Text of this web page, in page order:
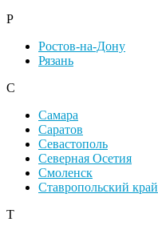
Р
Ростов-на-Дону
Рязань
С
Самара
Саратов
Севастополь
Северная Осетия
Смоленск
Ставропольский край
Т